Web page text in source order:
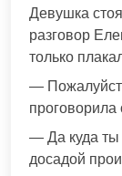
Девушка
разговор
только
—
проговорила
— Да куда ты
досадой